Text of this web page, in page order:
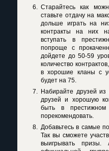
Старайтесь как
ставьте отдачу на
дольше играть на
контракты на них
вступать в
попроще с
дойдете до 50-59
количество
в хорошие кланы с
будет на 75.
Набирайте друзей
друзей и хорошую
быть в
порекомендовать.
Добавьтесь в самые
Так вы сможете
выигрывать